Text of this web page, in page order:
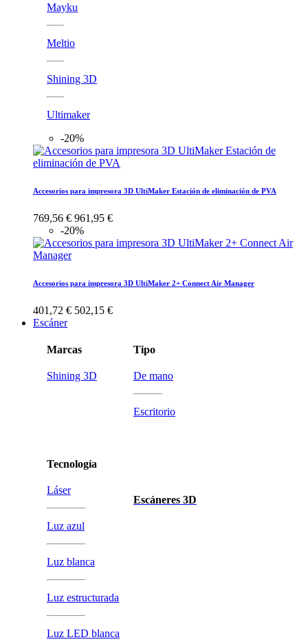
Mayku
Meltio
Shining 3D
Ultimaker
-20%
Accesorios para impresora 3D UltiMaker Estación de eliminación de PVA
769,56 € 961,95 €
-20%
Accesorios para impresora 3D UltiMaker 2+ Connect Air Manager
401,72 € 502,15 €
Escáner
Marcas
Shining 3D
Tecnología
Láser
Luz azul
Luz blanca
Luz estructurada
Luz LED blanca
Tipo
De mano
Escritorio
Escáneres 3D